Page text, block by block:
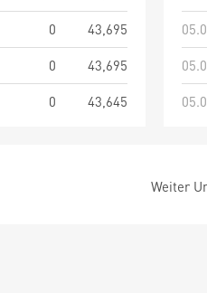
0
43,695
0
43,695
0 43,645
Weiter